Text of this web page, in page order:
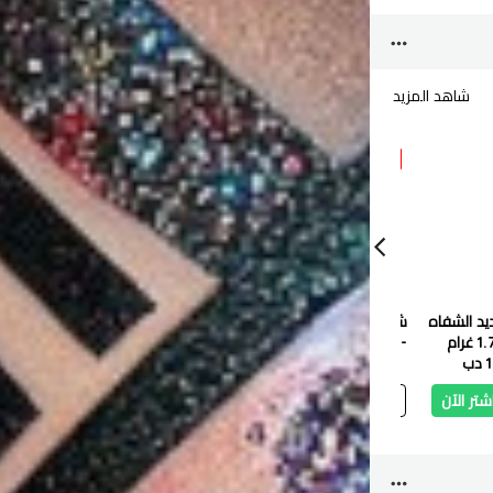
شاهد المزيد
الشفاه
الآن
شجلام
10 %
شجلام احمر شفاه سائل
- بووجيي
2.487 دب
2.238 دب
أضف
اشتر الآن
شجلام
10 %
شجلام مرطب شفاه
ومعالج - هاڤ ا بالل
2.009 دب
1.808 دب
أضف
اشتر الآن
%
2.487